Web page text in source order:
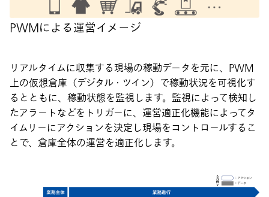
PWMによる運営イメージ
リアルタイムに収集する現場の稼動データを元に、PWM
上の仮想倉庫（デジタル・ツイン）で稼動状況を可視化す
るとともに、稼動状態を監視します。監視によって検知し
たアラートなどをトリガーに、運営適正化機能によってタ
イムリーにアクションを決定し現場をコントロールするこ
とで、倉庫全体の運営を適正化します。